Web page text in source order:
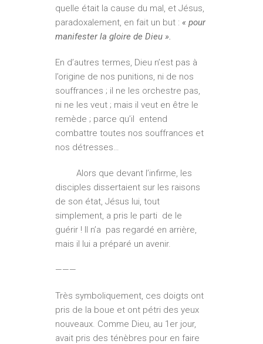
quelle était la cause du mal, et Jésus,
paradoxalement, en fait un but : « pour
manifester la gloire de Dieu ».
En d’autres termes, Dieu n’est pas à
l’origine de nos punitions, ni de nos
souffrances ; il ne les orchestre pas,
ni ne les veut ; mais il veut en être le
remède ; parce qu’il entend
combattre toutes nos souffrances et
nos détresses…
Alors que devant l’infirme, les
disciples dissertaient sur les raisons
de son état, Jésus lui, tout
simplement, a pris le parti de le
guérir ! Il n’a pas regardé en arrière,
mais il lui a préparé un avenir.
———
Très symboliquement, ces doigts ont
pris de la boue et ont pétri des yeux
nouveaux. Comme Dieu, au 1er jour,
avait pris des ténèbres pour en faire